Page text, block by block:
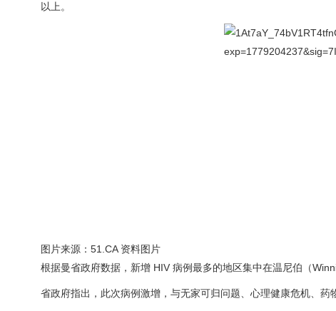
以上。
图片来源：51.CA 资料图片
根据曼省政府数据，新增 HIV 病例最多的地区集中在温尼伯（
省政府指出，此次病例激增，与无家可归问题、心理健康危机、药